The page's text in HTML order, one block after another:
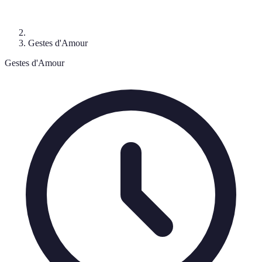
Gestes d'Amour
Gestes d'Amour